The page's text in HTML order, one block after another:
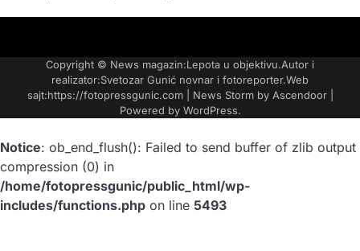
VESTI
REKLAME
NAMA
Copyright © News magazin:Lepota u objektivu.Autor i
realizator:Svetozar Gunić novnar i fotoreporter.Web
sajt:https://fotopressgunic.com | News Storm by Ascendoor|
Powered by WordPress.
Notice: ob_end_flush(): Failed to send buffer of zlib output
compression (0) in
/home/fotopressgunic/public_html/wp-
includes/functions.php on line 5493